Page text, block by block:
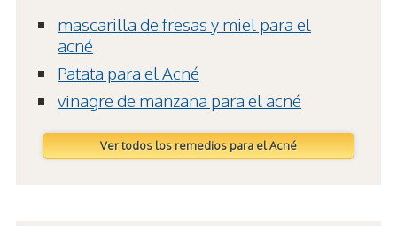
mascarilla de fresas y miel para el
acné
Patata para el Acné
vinagre de manzana para el acné
Ver todos los remedios para el Acné